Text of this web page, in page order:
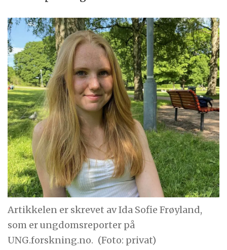
Artikkelen er skrevet av Ida Sofie Frøyland,
som er ungdomsreporter på
UNG.forskning.no. (Foto: privat)